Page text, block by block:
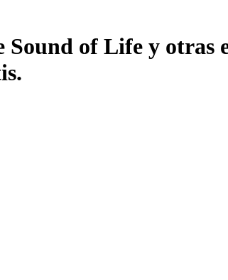
of Life y otras